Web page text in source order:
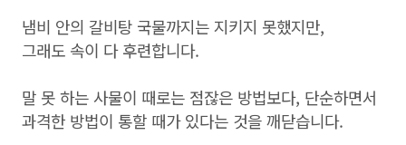
냄비 안의 갈비탕 국물까지는 지키지 못했지만,
그래도 속이 다 후련합니다.
말 못 하는 사물이 때로는 점잖은 방법보다, 단순하면서
과격한 방법이 통할 때가 있다는 것을 깨닫습니다.